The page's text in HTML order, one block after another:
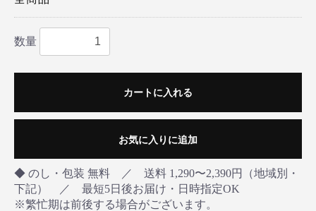
数量
カートに入れる
お気に入りに追加
◆ のし・包装 無料 ／ 送料 1,290〜2,390円（地域別・
下記） ／ 最短5日後お届け・日時指定OK
※繁忙期は前後する場合がございます。